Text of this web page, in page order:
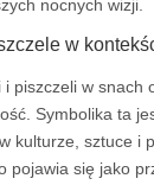
nocnych wizji.
w
i piszczeli w snach
Symbolika ta
kulturze, sztuce i
pojawia się jako